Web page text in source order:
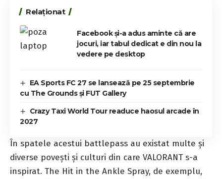
Relaționat
Facebook și-a adus aminte că are
jocuri, iar tabul dedicat e din nou la
vedere pe desktop
EA Sports FC 27 se lansează pe 25 septembrie
cu The Grounds și FUT Gallery
Crazy Taxi World Tour readuce haosul arcade în
2027
În spatele acestui battlepass au existat multe și
diverse povești și culturi din care VALORANT s-a
inspirat. The Hit in the Ankle Spray, de exemplu,